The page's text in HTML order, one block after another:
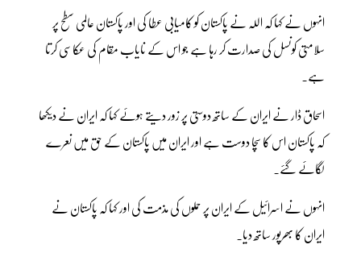
انہوں نے کہا کہ اللہ نے پاکستان کو کامیابی عطا کی اور پاکستان عالمی سطح پر
سلامتی کونسل کی صدارت کر رہا ہے جو اس کے نایاب مقام کی عکاسی کرتا
ہے۔
اسحاق ڈار نے ایران کے ساتھ دوستی پر زور دیتے ہوئے کہا کہ ایران نے دیکھا
کہ پاکستان اس کا سچا دوست ہے اور ایران میں پاکستان کے حق میں نعرے
لگائے گئے۔
انہوں نے اسرائیل کے ایران پر حملوں کی مذمت کی اور کہا کہ پاکستان نے
ایران کا بھرپور ساتھ دیا۔